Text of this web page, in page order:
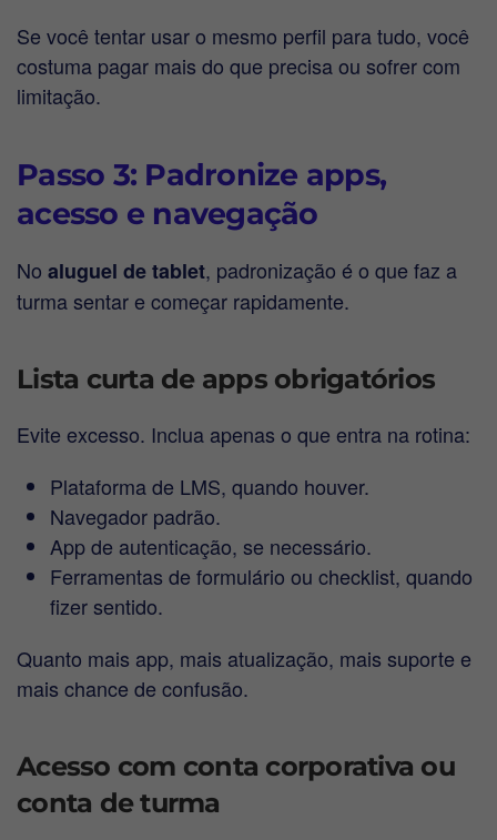
Se você tentar usar o mesmo perfil para tudo, você
costuma pagar mais do que precisa ou sofrer com
limitação.
Passo 3: Padronize apps,
acesso e navegação
No aluguel de tablet, padronização é o que faz a
turma sentar e começar rapidamente.
Lista curta de apps obrigatórios
Evite excesso. Inclua apenas o que entra na rotina:
Plataforma de LMS, quando houver.
Navegador padrão.
App de autenticação, se necessário.
Ferramentas de formulário ou checklist, quando
fizer sentido.
Quanto mais app, mais atualização, mais suporte e
mais chance de confusão.
Acesso com conta corporativa ou
conta de turma